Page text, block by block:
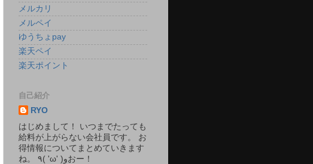
メルカリ
メルペイ
ゆうちょpay
楽天ペイ
楽天ポイント
自己紹介
RYO
はじめまして！ いつまでたっても
給料が上がらない会社員です。 お
得情報についてまとめていきます
ね。 ٩( 'ω' )وおー！